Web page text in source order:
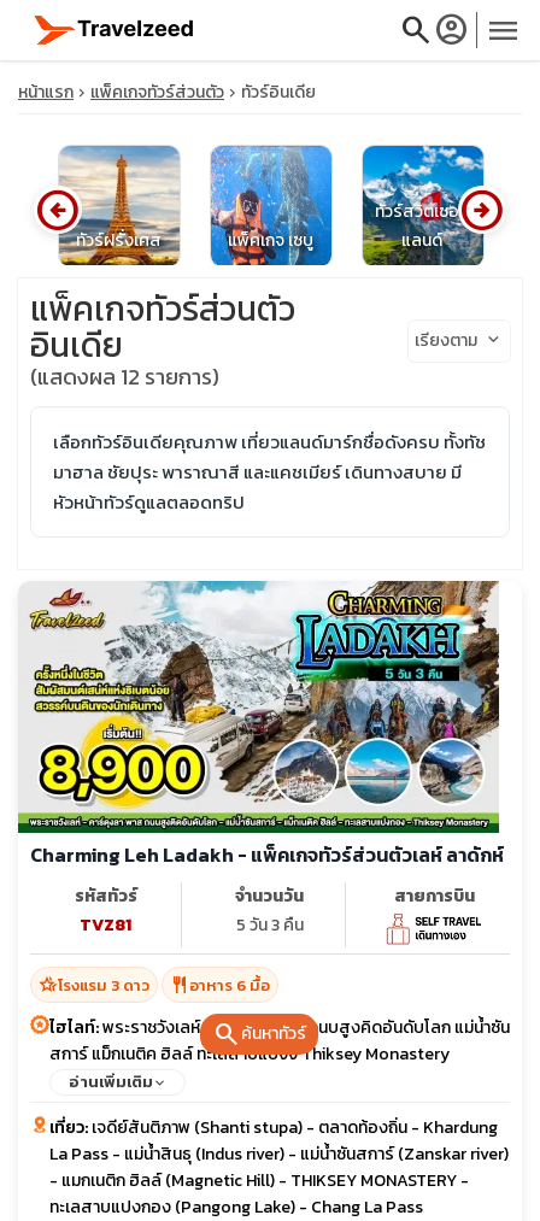
searchaccount_circle menu
close
travel_explore
calendar_month
หน้าแรก แพ็คเกจทัวร์ส่วนตัว ทัวร์อินเดีย
ทัวร์ฝรั่งเศส แพ็คเกจ เซบู
ทัวร์สวิตเซอร์
แลนด์
arrow_circle_left arrow_circle_right
searchค้นหาทัวร์
แพ็คเกจทัวร์ส่วนตัว
อินเดีย
(แสดงผล 12 รายการ)
เรียงตาม keyboard_arrow_down
เลือกทัวร์อินเดียคุณภาพ เที่ยวแลนด์มาร์กชื่อดังครบ ทั้งทัช
มาฮาล ชัยปุระ พาราณาสี และแคชเมียร์ เดินทางสบาย มี
หัวหน้าทัวร์ดูแลตลอดทริป
Charming Leh Ladakh - แพ็คเกจทัวร์ส่วนตัวเลห์ ลาดักห์
รหัสทัวร์
TVZ81
จำนวนวัน
5 วัน 3 คืน
สายการบิน
hotel_classโรงแรม 3 ดาว restaurant อาหาร 6 มื้อ
ไฮไลท์:พระราชวังเลห์ คาร์คงลา พาส ถนบสูงคิดอันดับโลก แม่น้ำซัน
สการ์ แม็กเนติค ฮิลล์ ทะเลสาบแปงง Thiksey Monastery
อ่านเพิ่มเติม
เที่ยว:เจดีย์สันติภาพ (Shanti stupa) - ตลาดท้องถิ่น - Khardung
La Pass - แม่น้ำสินธุ (Indus river) - แม่น้ำซันสการ์ (Zanskar river)
- แมกเนติก ฮิลล์ (Magnetic Hill) - THIKSEY MONASTERY -
ทะเลสาบแปงกอง (Pangong Lake) - Chang La Pass